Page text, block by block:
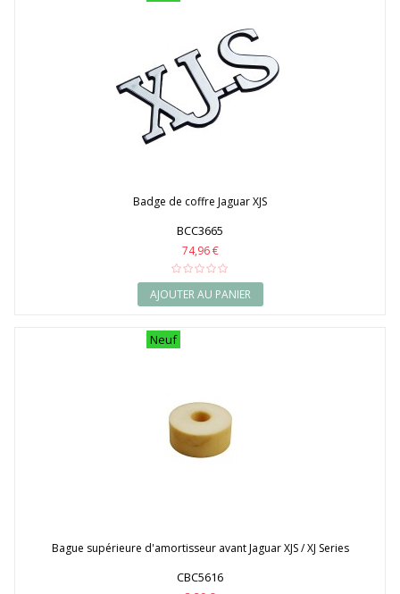
Badge de coffre Jaguar XJS
BCC3665
74,96 €
AJOUTER AU PANIER
Neuf
Bague supérieure d'amortisseur avant Jaguar XJS / XJ Series
CBC5616